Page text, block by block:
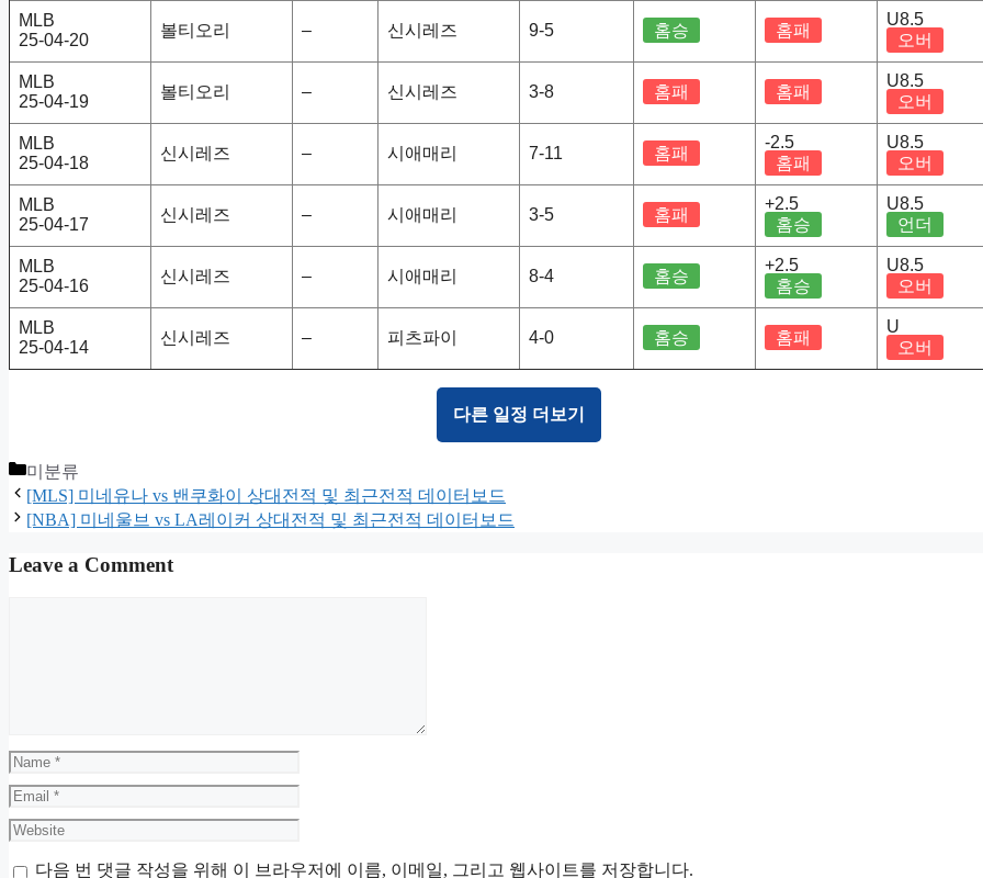
MLB
25-04-20
볼티오리 – 신시레즈 9-5 홈승 홈패
U8.5
오버
MLB
25-04-19
볼티오리 – 신시레즈 3-8 홈패 홈패
U8.5
오버
MLB
25-04-18
신시레즈 – 시애매리 7-11 홈패
-2.5
홈패
U8.5
오버
MLB
25-04-17
신시레즈 – 시애매리 3-5 홈패
+2.5
홈승
U8.5
언더
MLB
25-04-16
신시레즈 – 시애매리 8-4 홈승
+2.5
홈승
U8.5
오버
MLB
25-04-14
신시레즈 – 피츠파이 4-0 홈승 홈패
U
오버
다른 일정 더보기
Categories
미분류
[MLS] 미네유나 vs 밴쿠화이 상대전적 및 최근전적 데이터보드
[NBA] 미네울브 vs LA레이커 상대전적 및 최근전적 데이터보드
Leave a Comment
Name
Email
Website
다음 번 댓글 작성을 위해 이 브라우저에 이름, 이메일, 그리고 웹사이트를 저장합니다.